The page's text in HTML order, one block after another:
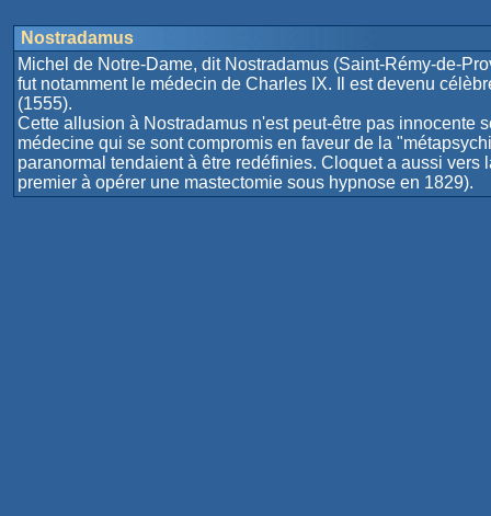
Nostradamus
Michel de Notre-Dame, dit Nostradamus (Saint-Rémy-de-
fut notamment le médecin de Charles IX. Il est devenu
(1555).
Cette allusion à Nostradamus n'est peut-être pas innocente
médecine qui se sont compromis en faveur de la
paranormal tendaient à être redéfinies. Cloquet a aussi
premier à opérer une mastectomie sous hypnose en 1829).